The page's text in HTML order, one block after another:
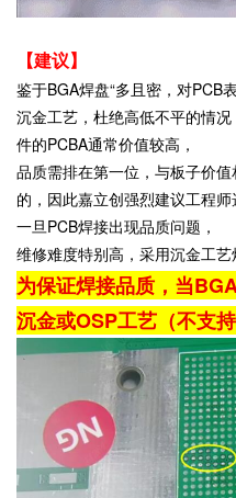
【建议】
鉴于BGA焊盘“多且密，对PCB
沉金工艺，杜绝高低不平的情
件的PCBA通常价值较高，
品质需排在第一位，与板子价
的，因此嘉立创强烈建议工程
一旦PCB焊接出现品质问题，
维修难度特别高，采用沉金工艺
为保证焊接品质，当
沉金或OSP工艺（不支持